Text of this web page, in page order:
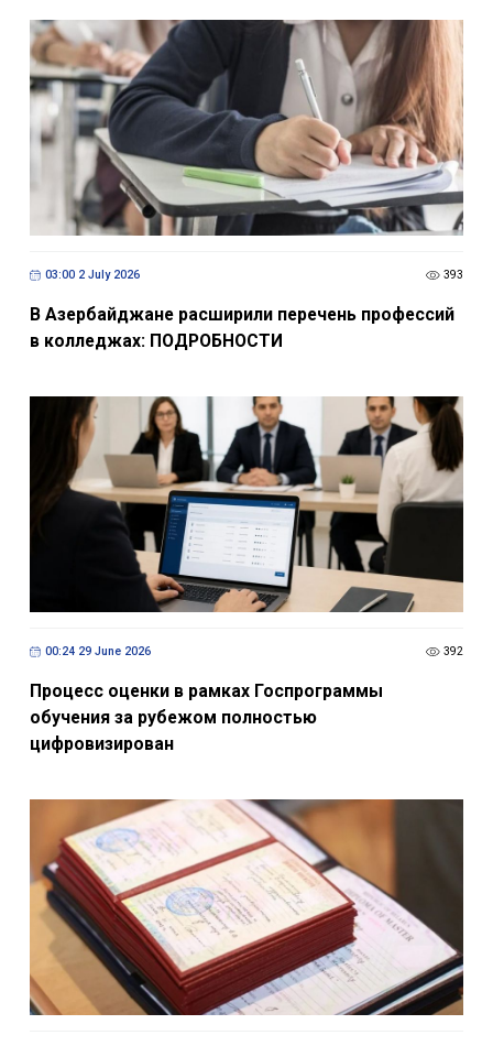
03:00 2 July 2026 393
В Азербайджане расширили перечень профессий
в колледжах: ПОДРОБНОСТИ
00:24 29 June 2026 392
Процесс оценки в рамках Госпрограммы
обучения за рубежом полностью
цифровизирован